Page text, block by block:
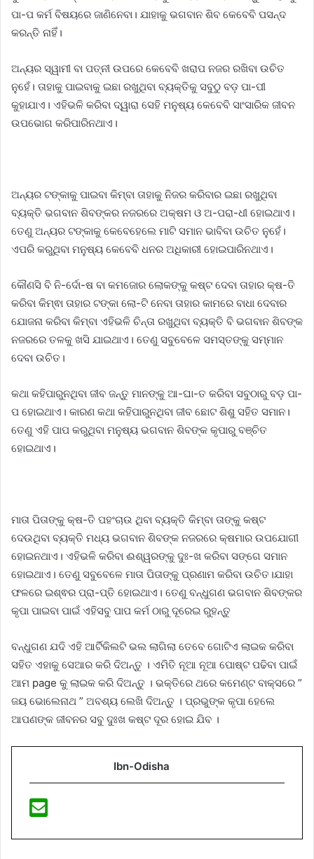
ପା-ପ କର୍ମ ବିଷୟରେ ଜାଣିନେବା। ଯାହାକୁ ଭଗବାନ ଶିବ କେବେବି ପସନ୍ଦ
କରନ୍ତି ନାହିଁ।
ଅନ୍ୟର ସ୍ୱାମୀ ବା ପତ୍ନୀ ଉପରେ କେବେବି ଖରାପ ନଜର ରଖିବା ଉଚିତ
ନୁହେଁ। ତାହାକୁ ପାଇବାକୁ ଇଛା ରଖୁଥିବା ବ୍ୟକ୍ତିକୁ ସବୁଠୁ ବଡ଼ ପା-ପୀ
କୁହାଯାଏ। ଏହିଭଳି କରିବା ଦ୍ୱାରା ସେହି ମନୁଷ୍ୟ କେବେବି ସାଂସାରିକ ଜୀବନ
ଉପଭୋଗ କରିପାରିନଥାଏ।
ଅନ୍ୟର ଟଙ୍କାକୁ ପାଇବା କିମ୍ବା ତାହାକୁ ନିଜର କରିବାର ଇଛା ରଖୁଥିବା
ବ୍ୟକ୍ତି ଭଗବାନ ଶିବଙ୍କର ନଜରରେ ଅକ୍ଷମ ଓ ଅ-ପରା-ଧୀ ହୋଇଥାଏ।
ତେଣୁ ଅନ୍ୟର ଟଙ୍କାକୁ କେବେହେଲେ ମାଟି ସମାନ ଭାବିବା ଉଚିତ ନୁହେଁ।
ଏପରି କରୁଥିବା ମନୁଷ୍ୟ କେବେବି ଧନର ଅଧିକାରୀ ହୋଇପାରିନଥାଏ।
କୌଣସି ବି ନି-ର୍ଦୋ-ଷ ବା କମଜୋର ଲୋକଙ୍କୁ କଷ୍ଟ ଦେବା ତାହାର କ୍ଷ-ତି
କରିବା କିମ୍ଵା ତାହାର ଟଙ୍କା ଲୋ-ଟି ନେବା ତାହାର କାମରେ ବାଧା ଦେବାର
ଯୋଜନା କରିବା କିମ୍ବା ଏହିଭଳି ଚିନ୍ତା ରଖୁଥିବା ବ୍ୟକ୍ତି ବି ଭଗବାନ ଶିବଙ୍କ
ନଜରରେ ତଳକୁ ଖସି ଯାଇଥାଏ। ତେଣୁ ସବୁବେଳେ ସମସ୍ତଙ୍କୁ ସମ୍ମାନ
ଦେବା ଉଚିତ।
କଥା କହିପାରୁନଥିବା ଜୀବ ଜନ୍ତୁ ମାନଙ୍କୁ ଆ-ଘା-ତ କରିବା ସବୁଠାରୁ ବଡ଼ ପା-
ପ ହୋଇଥାଏ। କାରଣ କଥା କହିପାରୁନଥିବା ଜୀବ ଛୋଟ ଶିଶୁ ସହିତ ସମାନ।
ତେଣୁ ଏହି ପାପ କରୁଥିବା ମନୁଷ୍ୟ ଭଗବାନ ଶିବଙ୍କ କୃପାରୁ ବଞ୍ଚିତ
ହୋଇଥାଏ।
ମାତା ପିତାଙ୍କୁ କ୍ଷ-ତି ପହଂଚାଉ ଥିବା ବ୍ୟକ୍ତି କିମ୍ବା ତାଙ୍କୁ କଷ୍ଟ
ଦେଉଥିବା ବ୍ୟକ୍ତି ମଧ୍ୟ ଭଗବାନ ଶିବଙ୍କ ନଜରରେ କ୍ଷମାର ଉପଯୋଗୀ
ହୋଇନଥାଏ। ଏହିଭଳି କରିବା ଈଶ୍ୱରଙ୍କୁ ଦୁଃ-ଖ କରିବା ସଙ୍ଗେ ସମାନ
ହୋଇଥାଏ। ତେଣୁ ସବୁବେଳେ ମାତା ପିତାଙ୍କୁ ପ୍ରଣାମ କରିବା ଉଚିତ।ଯାହା
ଫଳରେ ଇଶ୍ଵର ପ୍ରା-ପ୍ତି ହୋଇଥାଏ। ତେଣୁ ବନ୍ଧୁଗଣ ଭଗବାନ ଶିବଙ୍କର
କୃପା ପାଇବା ପାଇଁ ଏହିସବୁ ପାପ କର୍ମ ଠାରୁ ଦୂରେଇ ରୁହନ୍ତୁ
ବନ୍ଧୁଗଣ ଯଦି ଏହି ଆର୍ଟିକିଲଟି ଭଲ ଲାଗିଲା ତେବେ ଗୋଟିଏ ଲାଇକ କରିବା
ସହିତ ଏହାକୁ ସେଆର କରି ଦିଅନ୍ତୁ । ଏମିତି ନୂଆ ନୂଆ ପୋଷ୍ଟ ପଢିବା ପାଇଁ
ଆମ page କୁ ଲାଇକ କରି ଦିଅନ୍ତୁ । ଭକ୍ତିରେ ଥରେ କମେଣ୍ଟ ବାକ୍ସରେ ”
ଜୟ ଭୋଲେନାଥ ” ଅବଶ୍ୟ ଲେଖି ଦିଅନ୍ତୁ । ପ୍ରଭୁଙ୍କ କୃପା ହେଲେ
ଆପଣଙ୍କ ଜୀବନର ସବୁ ଦୁଃଖ କଷ୍ଟ ଦୂର ହୋଇ ଯିବ ।
Ibn-Odisha